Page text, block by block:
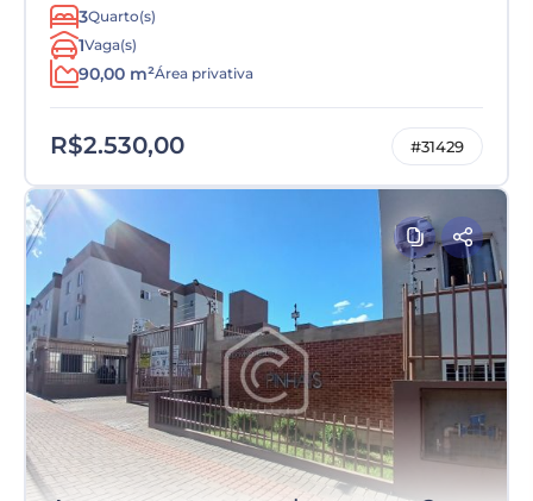
3Quarto(s)
1Vaga(s)
90,00 m²Área privativa
R$2.530,00 #31429